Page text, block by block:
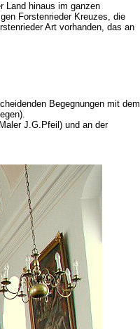
Land hinaus im ganzen
Forstenrieder Kreuzes, die
Art vorhanden, das an
Begegnungen mit dem
J.G.Pfeil) und an der